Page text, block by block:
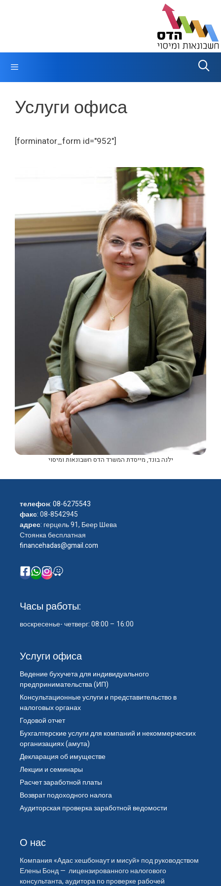
Услуги офиса
[forminator_form id="952"]
ילנה בונד, מייסדת המשרד הדס חשבונאות ומיסוי
телефон:08-6275543
факс: 08-8542945
адрес: герцель 91, Беер Шева
Стоянка бесплатная
financehadas@gmail.com
Часы работы:
воскресенье- четверг: 08:00 – 16:00
Услуги офиса
Ведение бухучета для индивидуального
предпринимательства (ИП)
Консультационные услуги и представительство в
налоговых органах
Годовой отчет
Бухгалтерские услуги для компаний и некоммерческих
организациях (амута)
Декларация об имуществе
Лекции и семинары
Расчет заработной платы
Возврат подоходного налога
Аудиторская проверка заработной ведомости
О нас
Компания «Адас хешбонаут и мисуй» под руководством
Елены Бонд — лицензированного налогового
консультанта, аудитора по проверке рабочей